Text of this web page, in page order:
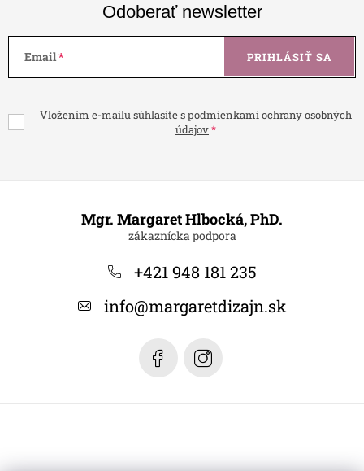
Odoberať newsletter
Email
Vložením e-mailu súhlasíte spodmienkami ochrany osobných
údajov
PRIHLÁSIŤ SA
Mgr. Margaret Hlbocká, PhD.
+421 948 181 235
info@margaretdizajn.sk